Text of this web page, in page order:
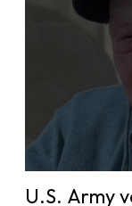
U.S. Army